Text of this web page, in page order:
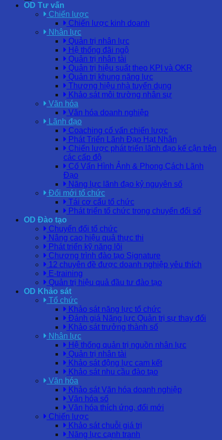
OD Tư vấn
Chiến lược
Chiến lược kinh doanh
Nhân lực
Quản trị nhân lực
Hệ thống đãi ngộ
Quản trị nhân tài
Quản trị hiệu suất theo KPI và OKR
Quản trị khung năng lực
Thương hiệu nhà tuyển dụng
Khảo sát môi trường nhân sự
Văn hóa
Văn hóa doanh nghiệp
Lãnh đạo
Coaching cố vấn chiến lược
Phát Triển Lãnh Đạo Hạt Nhân
Chiến lược phát triển lãnh đạo kế cận trên
các cấp độ
Cố Vấn Hình Ảnh & Phong Cách Lãnh
Đạo
Năng lực lãnh đạo kỷ nguyên số
Đổi mới tổ chức
Tái cơ cấu tổ chức
Phát triển tổ chức trong chuyển đổi số
OD Đào tạo
Chuyển đổi tổ chức
Nâng cao hiệu quả thực thi
Phát triển kỹ năng lõi
Chương trình đào tạo Signature
12 chuyên đề được doanh nghiệp yêu thích
E-training
Quản trị hiệu quả đầu tư đào tạo
OD Khảo sát
Tổ chức
Khảo sát năng lực tổ chức
Đánh giá Năng lực Quản trị sự thay đổi
Khảo sát trưởng thành số
Nhân lực
Hệ thống quản trị nguồn nhân lực
Quản trị nhân tài
Khảo sát động lực cam kết
Khảo sát nhu cầu đào tạo
Văn hóa
Khảo sát Văn hóa doanh nghiệp
Văn hóa số
Văn hóa thích ứng, đổi mới
Chiến lược
Khảo sát chuỗi giá trị
Năng lực cạnh tranh